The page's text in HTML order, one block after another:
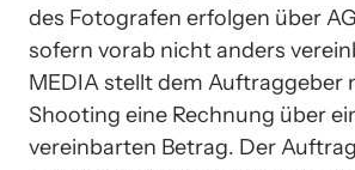
des Fotografen erfolgen über
sofern vorab nicht anders
MEDIA stellt dem Auftraggeber
Shooting eine Rechnung über
vereinbarten Betrag. Der